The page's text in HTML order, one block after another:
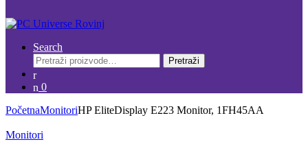
Search
Pretraži:
Pretraži
0
PočetnaMonitoriHP EliteDisplay E223 Monitor, 1FH45AA
Monitori